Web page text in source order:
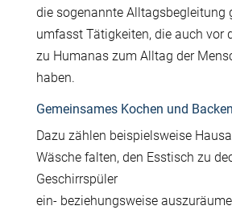
die sogenannte Alltagsbegleitung
umfasst Tätigkeiten, die auch vor
zu Humanas zum Alltag der
haben.
Gemeinsames Kochen und Backen
Dazu zählen beispielsweise
Wäsche falten, den Esstisch zu
Geschirrspü ler
ein- beziehungsweise auszurä